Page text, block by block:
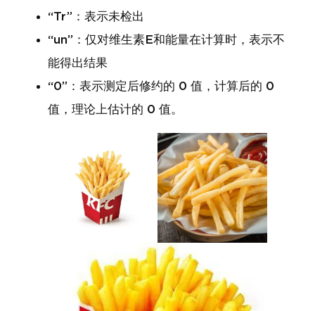
“Tr”：表示未检出
“un”：仅对维生素E和能量在计算时，表示不
能得出结果
“0”：表示测定后修约的 0 值，计算后的 0
值，理论上估计的 0 值。